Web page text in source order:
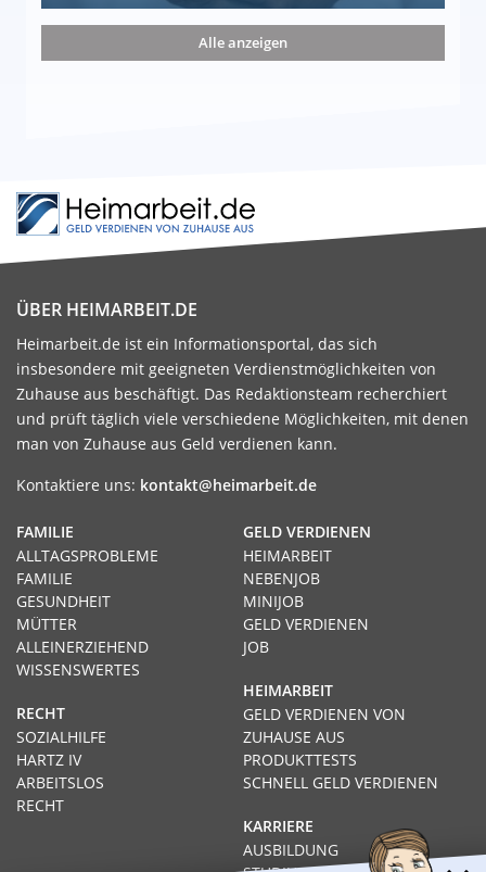
die 15 besten Möglichkeiten
Alle anzeigen
ÜBER HEIMARBEIT.DE
Heimarbeit.de ist ein Informationsportal, das sich
insbesondere mit geeigneten Verdienstmöglichkeiten von
Zuhause aus beschäftigt. Das Redaktionsteam recherchiert
und prüft täglich viele verschiedene Möglichkeiten, mit denen
man von Zuhause aus Geld verdienen kann.
Kontaktiere uns: kontakt@heimarbeit.de
GELD VERDIENEN
HEIMARBEIT
NEBENJOB
MINIJOB
GELD VERDIENEN
JOB
HEIMARBEIT
GELD VERDIENEN VON
ZUHAUSE AUS
PRODUKTTESTS
SCHNELL GELD VERDIENEN
KARRIERE
AUSBILDUNG
FAMILIE
ALLTAGSPROBLEME
FAMILIE
GESUNDHEIT
MÜTTER
ALLEINERZIEHEND
WISSENSWERTES
RECHT
SOZIALHILFE
HARTZ IV
ARBEITSLOS
RECHT